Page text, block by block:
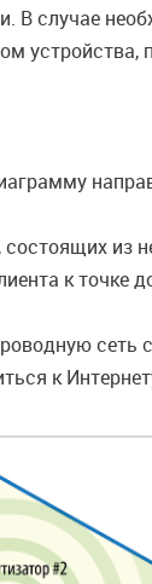
В случае
к
к